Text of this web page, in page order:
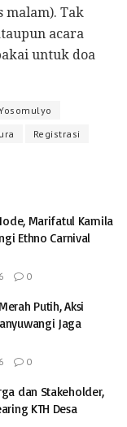
malam). Tak
acara
untuk doa
Registrasi
Marifatul Kamila
Ethno Carnival
0
Putih, Aksi
Jaga
0
dan Stakeholder,
KTH Desa